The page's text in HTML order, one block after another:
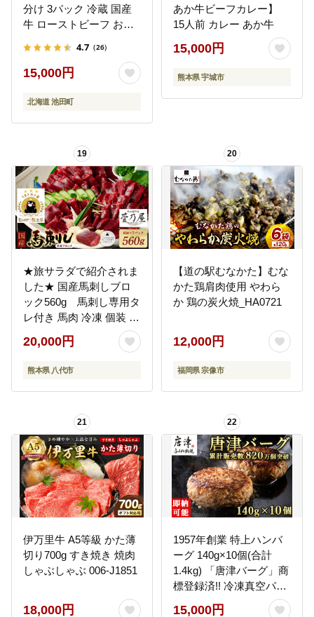
分け 3パック 冷蔵 国産
牛 ローストビーフ お中
添加 ローストビーフ タ
レ付き
4.7 （26）
15,000円
北海道 池田町
あか牛ビーフカレー】
15人前 カレー あか牛
15,000円
熊本県 宇城市
19
★旅サラダで紹介されま
した★ 国産馬刺しブロ
ック560g 馬刺し専用タ
レ付き 馬肉 冷凍 個装 パ
ック 菅乃屋 馬刺し 生食
刺身 郷土料理
20,000円
熊本県 八代市
20
【道の駅むなかた】むな
かた鶏肩肉使用 やわら
か 鶏の炭火焼_HA0721
12,000円
福岡県 宗像市
21
伊万里牛 A5等級 かた薄
切り700g すき焼き 焼肉
しゃぶしゃぶ 006-J1851
18,000円
22
1957年創業 特上ハンバ
ーグ 140g×10個(合計
1.4kg) 「唐津バーグ」商
標登録済!! 冷凍真空パッ
15,000円